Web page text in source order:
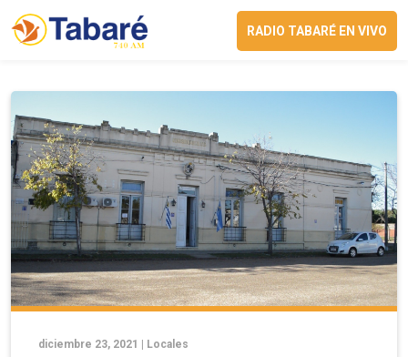
RADIO TABARÉ EN VIVO
diciembre 23, 2021 | Locales